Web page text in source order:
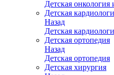
Детская онкология
Детская
Назад
Детская
Детская ортопедия
Назад
Детская ортопедия
Детская хирургия